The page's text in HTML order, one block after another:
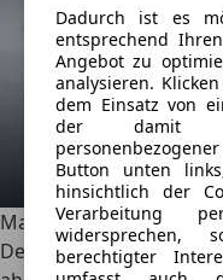
Dadurch ist es
entsprechend
Angebot zu
analysieren.
dem Einsatz von
der damit
Button unten
hinsichtlich der
Verarbeitung
widersprechen,
berechtigter
Marktstart und Preis
Der Bovensiepen 05 GT